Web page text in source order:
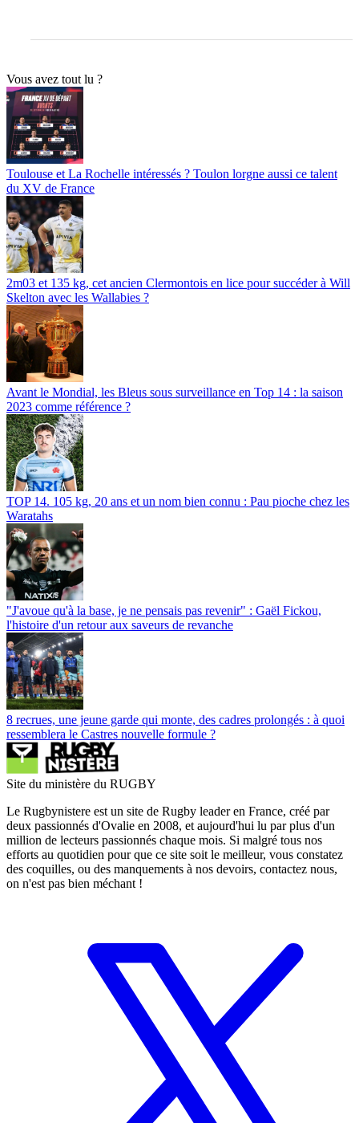
Vous avez tout lu ?
Toulouse et La Rochelle intéressés ? Toulon lorgne aussi ce talent
du XV de France
2m03 et 135 kg, cet ancien Clermontois en lice pour succéder à Will
Skelton avec les Wallabies ?
Avant le Mondial, les Bleus sous surveillance en Top 14 : la saison
2023 comme référence ?
TOP 14. 105 kg, 20 ans et un nom bien connu : Pau pioche chez les
Waratahs
"J'avoue qu'à la base, je ne pensais pas revenir" : Gaël Fickou,
l'histoire d'un retour aux saveurs de revanche
8 recrues, une jeune garde qui monte, des cadres prolongés : à quoi
ressemblera le Castres nouvelle formule ?
Site du ministère du RUGBY
Le Rugbynistere est un site de Rugby leader en France, créé par
deux passionnés d'Ovalie en 2008, et aujourd'hui lu par plus d'un
million de lecteurs passionnés chaque mois. Si malgré tous nos
efforts au quotidien pour que ce site soit le meilleur, vous constatez
des coquilles, ou des manquements à nos devoirs, contactez nous,
on n'est pas bien méchant !